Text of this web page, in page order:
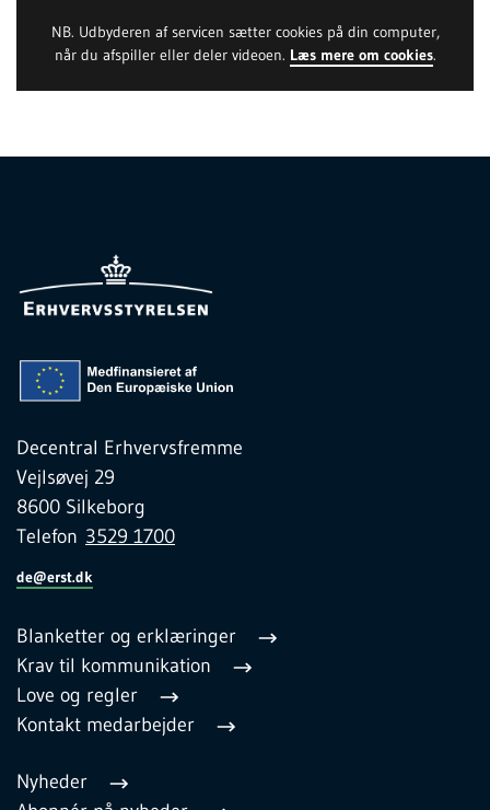
NB. Udbyderen af servicen sætter cookies på din computer,
når du afspiller eller deler videoen. Læs mere om cookies.
Decentral Erhvervsfremme
Vejlsøvej 29
8600 Silkeborg
Telefon 3529 1700
de@erst.dk
Blanketter og erklæringer
Krav til kommunikation
Love og regler
Kontakt medarbejder
Nyheder